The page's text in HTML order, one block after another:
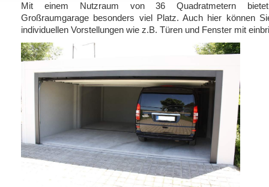
Mit einem Nutzraum von 36 Quadratmetern
Großraumgarage besonders viel Platz. Auch hier können
individuellen Vorstellungen wie z.B. Türen und Fenster mit